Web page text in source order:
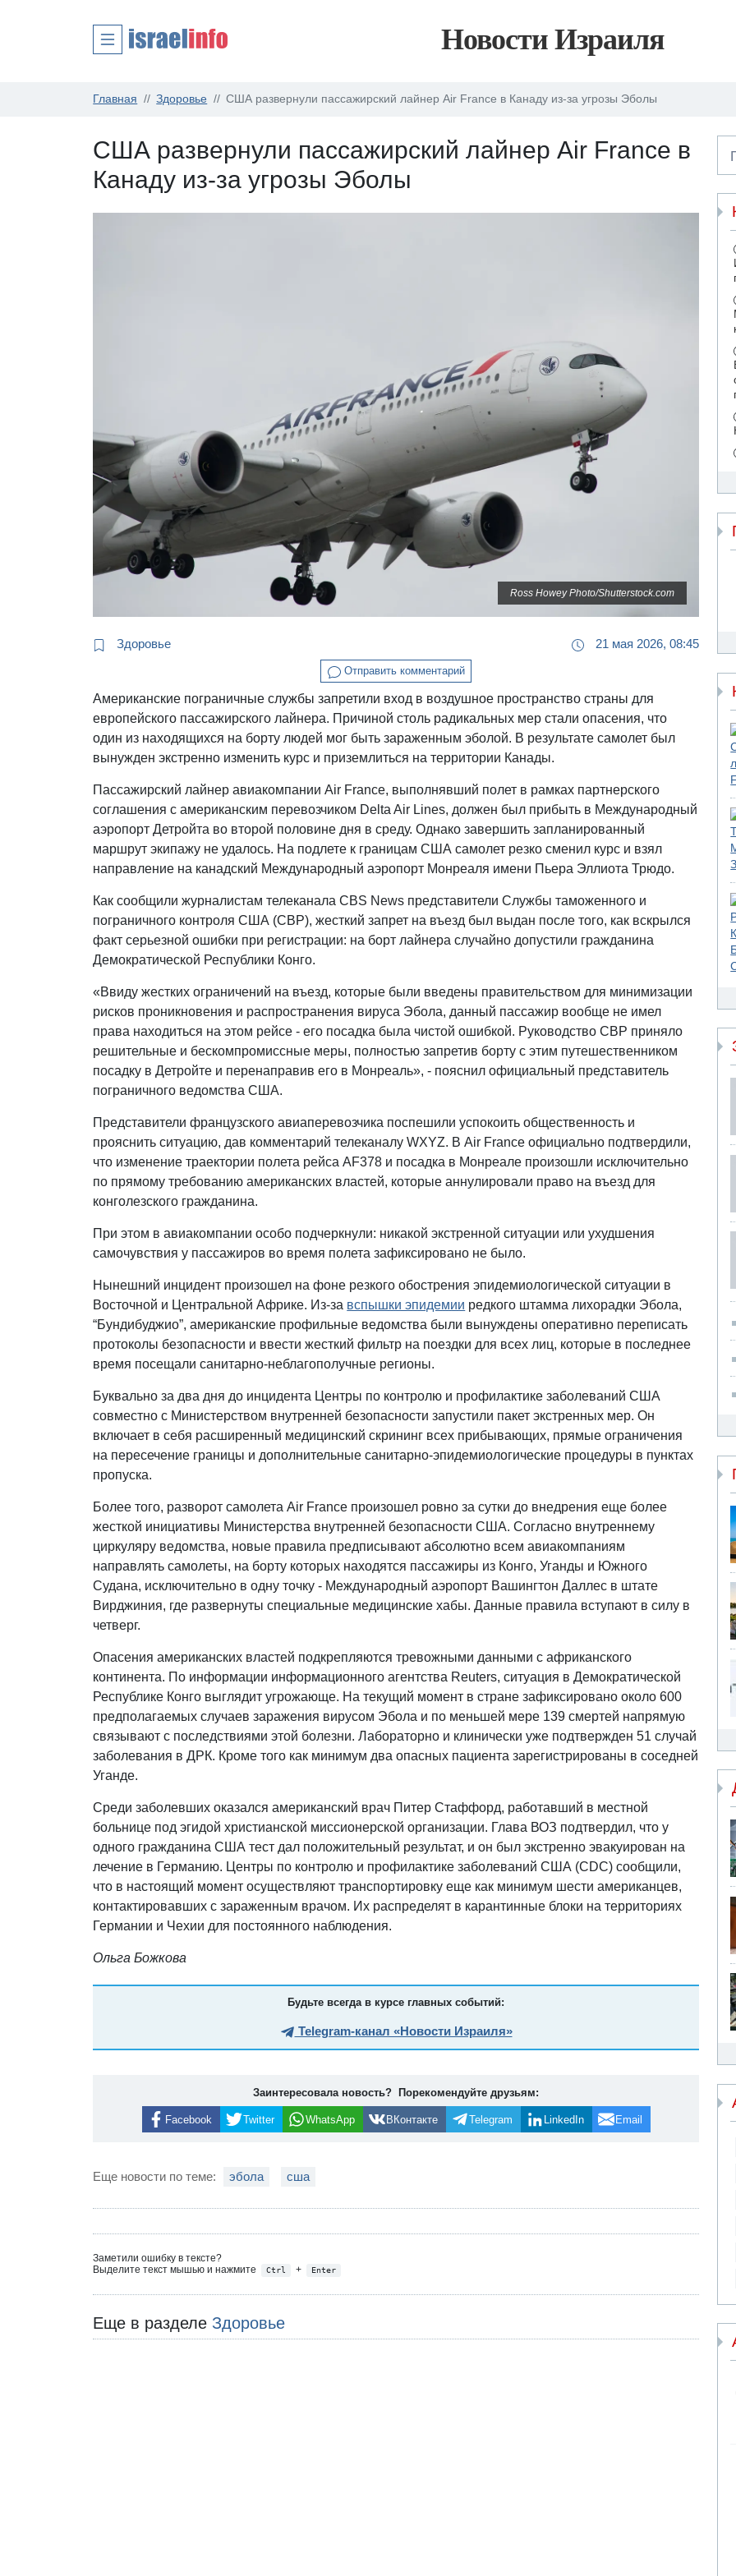
Новости Израиля
Главная Здоровье США развернули пассажирский лайнер Air France в Канаду из-за угрозы Эболы
США развернули пассажирский лайнер Air France в
Канаду из-за угрозы Эболы
Ross Howey Photo/Shutterstock.com
Здоровье 21 мая 2026, 08:45
Отправить комментарий
Американские пограничные службы запретили вход в воздушное пространство страны для
европейского пассажирского лайнера. Причиной столь радикальных мер стали опасения, что
один из находящихся на борту людей мог быть зараженным эболой. В результате самолет был
вынужден экстренно изменить курс и приземлиться на территории Канады.
Пассажирский лайнер авиакомпании Air France, выполнявший полет в рамках партнерского
соглашения с американским перевозчиком Delta Air Lines, должен был прибыть в Международный
аэропорт Детройта во второй половине дня в среду. Однако завершить запланированный
маршрут экипажу не удалось. На подлете к границам США самолет резко сменил курс и взял
направление на канадский Международный аэропорт Монреаля имени Пьера Эллиота Трюдо.
Как сообщили журналистам телеканала CBS News представители Службы таможенного и
пограничного контроля США (CBP), жесткий запрет на въезд был выдан после того, как вскрылся
факт серьезной ошибки при регистрации: на борт лайнера случайно допустили гражданина
Демократической Республики Конго.
«Ввиду жестких ограничений на въезд, которые были введены правительством для минимизации
рисков проникновения и распространения вируса Эбола, данный пассажир вообще не имел
права находиться на этом рейсе - его посадка была чистой ошибкой. Руководство CBP приняло
решительные и бескомпромиссные меры, полностью запретив борту с этим путешественником
посадку в Детройте и перенаправив его в Монреаль», - пояснил официальный представитель
пограничного ведомства США.
Представители французского авиаперевозчика поспешили успокоить общественность и
прояснить ситуацию, дав комментарий телеканалу WXYZ. В Air France официально подтвердили,
что изменение траектории полета рейса AF378 и посадка в Монреале произошли исключительно
по прямому требованию американских властей, которые аннулировали право на въезд для
конголезского гражданина.
При этом в авиакомпании особо подчеркнули: никакой экстренной ситуации или ухудшения
самочувствия у пассажиров во время полета зафиксировано не было.
Нынешний инцидент произошел на фоне резкого обострения эпидемиологической ситуации в
Восточной и Центральной Африке. Из-за вспышки эпидемии редкого штамма лихорадки Эбола,
“Бундибуджио”, американские профильные ведомства были вынуждены оперативно переписать
протоколы безопасности и ввести жесткий фильтр на поездки для всех лиц, которые в последнее
время посещали санитарно-неблагополучные регионы.
Буквально за два дня до инцидента Центры по контролю и профилактике заболеваний США
совместно с Министерством внутренней безопасности запустили пакет экстренных мер. Он
включает в себя расширенный медицинский скрининг всех прибывающих, прямые ограничения
на пересечение границы и дополнительные санитарно-эпидемиологические процедуры в пунктах
пропуска.
Более того, разворот самолета Air France произошел ровно за сутки до внедрения еще более
жесткой инициативы Министерства внутренней безопасности США. Согласно внутреннему
циркуляру ведомства, новые правила предписывают абсолютно всем авиакомпаниям
направлять самолеты, на борту которых находятся пассажиры из Конго, Уганды и Южного
Судана, исключительно в одну точку - Международный аэропорт Вашингтон Даллес в штате
Вирджиния, где развернуты специальные медицинские хабы. Данные правила вступают в силу в
четверг.
Опасения американских властей подкрепляются тревожными данными с африканского
континента. По информации информационного агентства Reuters, ситуация в Демократической
Республике Конго выглядит угрожающе. На текущий момент в стране зафиксировано около 600
предполагаемых случаев заражения вирусом Эбола и по меньшей мере 139 смертей напрямую
связывают с последствиями этой болезни. Лабораторно и клинически уже подтвержден 51 случай
заболевания в ДРК. Кроме того как минимум два опасных пациента зарегистрированы в соседней
Уганде.
Среди заболевших оказался американский врач Питер Стаффорд, работавший в местной
больнице под эгидой христианской миссионерской организации. Глава ВОЗ подтвердил, что у
одного гражданина США тест дал положительный результат, и он был экстренно эвакуирован на
лечение в Германию. Центры по контролю и профилактике заболеваний США (CDC) сообщили,
что в настоящий момент осуществляют транспортировку еще как минимум шести американцев,
контактировавших с зараженным врачом. Их распределят в карантинные блоки на территориях
Германии и Чехии для постоянного наблюдения.
Ольга Божкова
Будьте всегда в курсе главных событий:
Telegram-канал «Новости Израиля»
Заинтересовала новость? Порекомендуйте друзьям:
Facebook Twitter WhatsApp ВКонтакте Telegram LinkedIn Email
Еще новости по теме: эбола сша
Заметили ошибку в тексте?
Выделите текст мышью и нажмите
Ctrl + Enter
Еще в разделе Здоровье